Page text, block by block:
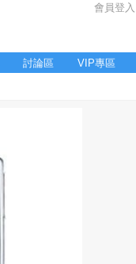
會員登入
討論區 VIP專區